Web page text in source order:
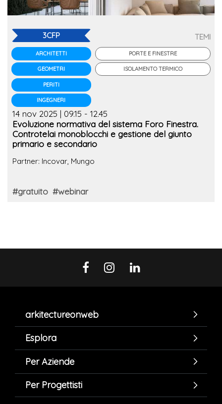
3CFP
ARCHITETTI
GEOMETRI
PERITI
INGEGNERI
TEMI
PORTE E FINESTRE
ISOLAMENTO TERMICO
14 nov 2025 | 09.15 - 12.45
Evoluzione normativa del sistema Foro Finestra.
Controtelai monoblocchi e gestione del giunto
primario e secondario
Partner: Incovar, Mungo
#gratuito #webinar
arkitectureonweb
Esplora
Per Aziende
Per Progettisti